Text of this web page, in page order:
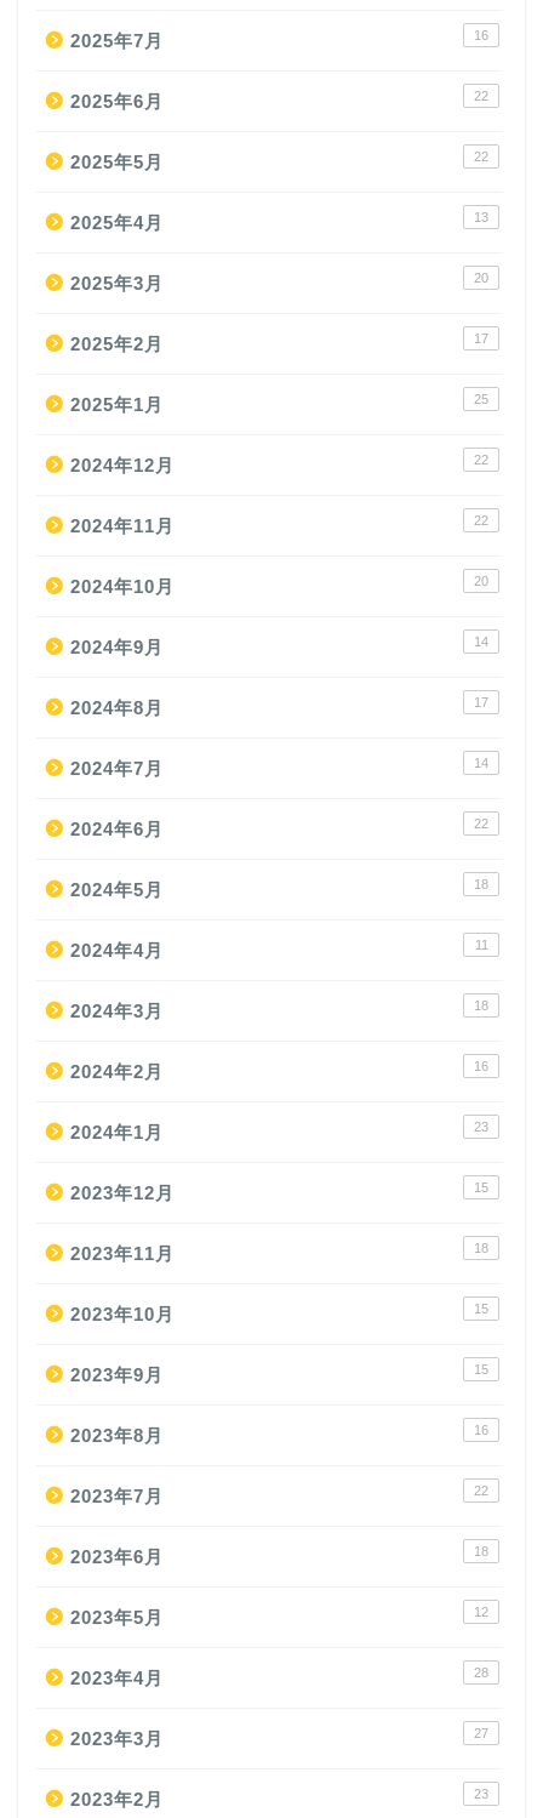
2025年7月 16
2025年6月 22
2025年5月 22
2025年4月 13
2025年3月 20
2025年2月 17
2025年1月 25
2024年12月 22
2024年11月 22
2024年10月 20
2024年9月 14
2024年8月 17
2024年7月 14
2024年6月 22
2024年5月 18
2024年4月 11
2024年3月 18
2024年2月 16
2024年1月 23
2023年12月 15
2023年11月 18
2023年10月 15
2023年9月 15
2023年8月 16
2023年7月 22
2023年6月 18
2023年5月 12
2023年4月 28
2023年3月 27
2023年2月 23